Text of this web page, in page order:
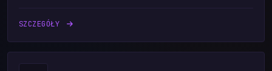
SZCZEGÓŁY